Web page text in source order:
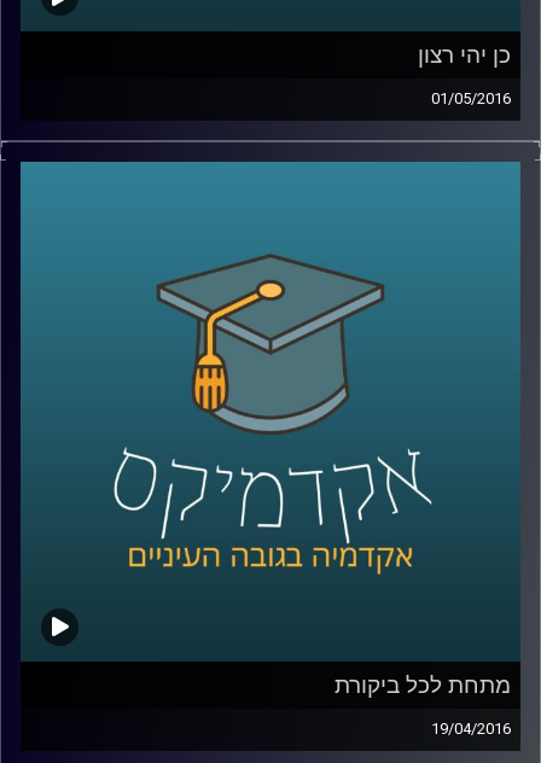
כן יהי רצון
01/05/2016
דוקטור דניאל לוי, פסיכולוג קוגנטיבי, חוקר
שנתחיל להכיר בסתירות הקוגנטיביות שבתוכנו,
ויש לא מעט. סוגיית הרצון החופשי וסוגיית
הענישה הן דוגמאות הממחישות סתירות
אלה. היו הוגנים והשיבו תשובות עומק על שתי
השאלות הבאות בטרם תאזינו לתכנית: באיזו
מידה אתם אנשים בעלי רצון חופשי וחופש
בחירה? האם אתם מאמינים בענישה ומאילו
טעמים? עכשיו– Play!
קרדיט תמונות:AudioVersity
מתחת לכל ביקורת
19/04/2016